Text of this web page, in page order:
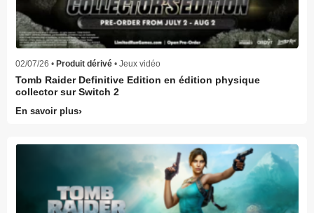
02/07/26 • Produit dérivé • Jeux vidéo
Tomb Raider Definitive Edition en édition physique
collector sur Switch 2
En savoir plus